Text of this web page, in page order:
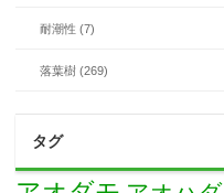
耐潮性 (7)
落葉樹 (269)
タグ